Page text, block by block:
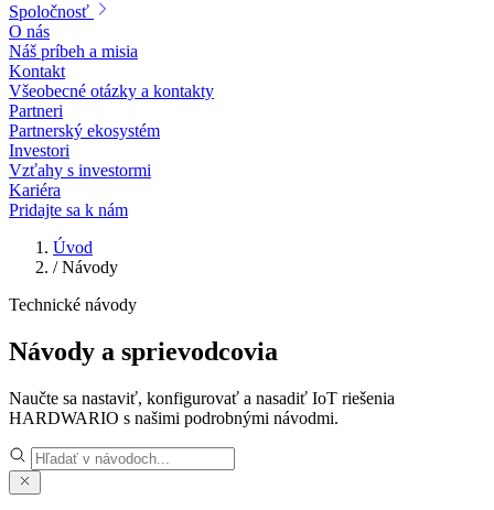
Spoločnosť
O nás
Náš príbeh a misia
Kontakt
Všeobecné otázky a kontakty
Partneri
Partnerský ekosystém
Investori
Vzťahy s investormi
Kariéra
Pridajte sa k nám
Úvod
/ Návody
Technické návody
Návody a sprievodcovia
Naučte sa nastaviť, konfigurovať a nasadiť IoT riešenia
HARDWARIO s našimi podrobnými návodmi.